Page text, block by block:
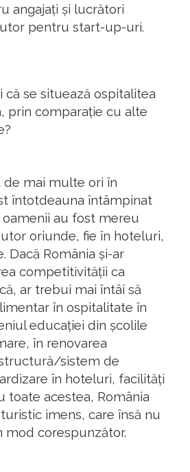
angajați și lucrători
pentru start-up-uri.
se situează ospitalitea
prin comparație cu alte
de mai multe ori în
întotdeauna întâmpinat
au fost mereu
oriunde, fie în hoteluri,
Dacă România și-ar
competitivității ca
ar trebui mai întâi să
în ospitalitate în
educației din școlile
în renovarea
sistem de
în hoteluri, facilități
toate acestea, România
imens, care însă nu
mod corespunzător.